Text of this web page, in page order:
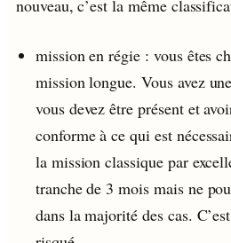
nouveau, c’est la même
mission en régie : vous êtes
mission longue. Vous avez
vous devez être présent et
conforme à ce qui est
la mission classique par
tranche de 3 mois mais ne
dans la majorité des cas.